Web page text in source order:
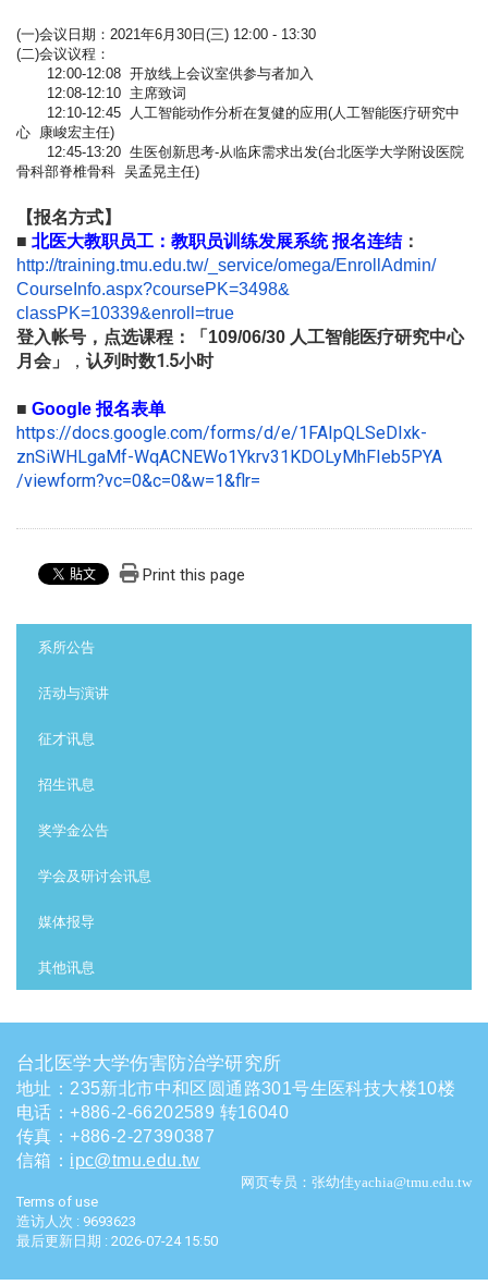
(一)会议日期：2021年6月30日(三) 12:00 - 13:30
(二)会议议程：
12:00-12:08 开放线上会议室供参与者加入
12:08-12:10 主席致词
12:10-12:45 人工智能动作分析在复健的应用(人工智能医疗研究中
心 康峻宏主任)
12:45-13:20 生医创新思考-从临床需求出发(台北医学大学附设医院
骨科部脊椎骨科 吴孟晃主任)
【报名方式】
■ 北医大教职员工：教职员训练发展系统 报名连结：
http://training.tmu.edu.tw/_ service/omega/EnrollAdmin/
CourseInfo.aspx?coursePK=3498&
classPK=10339&enroll=true
登入帐号， 点选课程：「 109/06/30 人工智能医疗研究中心
月会」
， 认列时数1.5小时
■ Google 报名表单
https://docs.google.com/forms/d/e/1FAIpQLSeDIxk-
znSiWHLgaMf-WqACNEWo1Ykrv31KDOLyMhFIeb5PYA
/viewform?vc=0&c=0&w=1&flr=
Print this page
系所公告
活动与演讲
征才讯息
招生讯息
奖学金公告
学会及研讨会讯息
媒体报导
其他讯息
台北医学大学伤害防治学研究所
地址：235新北市中和区圆通路301号生医科技大楼10楼
电话 ：+886-2-66202589 转16040
传真：+886-2-27390387
信箱 ： ipc@tmu.edu.tw
网页专员：张幼佳yachia@tmu.edu.tw
Terms of use
造访人次 : 9693623
最后更新日期 : 2026-07-24 15:50